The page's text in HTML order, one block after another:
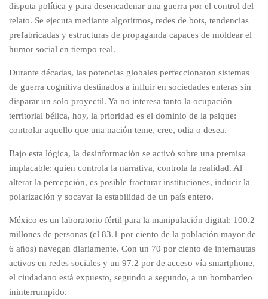
disputa política y para desencadenar una guerra por el control del
relato. Se ejecuta mediante algoritmos, redes de bots, tendencias
prefabricadas y estructuras de propaganda capaces de moldear el
humor social en tiempo real.
Durante décadas, las potencias globales perfeccionaron sistemas
de guerra cognitiva destinados a influir en sociedades enteras sin
disparar un solo proyectil. Ya no interesa tanto la ocupación
territorial bélica, hoy, la prioridad es el dominio de la psique:
controlar aquello que una nación teme, cree, odia o desea.
Bajo esta lógica, la desinformación se activó sobre una premisa
implacable: quien controla la narrativa, controla la realidad. Al
alterar la percepción, es posible fracturar instituciones, inducir la
polarización y socavar la estabilidad de un país entero.
México es un laboratorio fértil para la manipulación digital: 100.2
millones de personas (el 83.1 por ciento de la población mayor de
6 años) navegan diariamente. Con un 70 por ciento de internautas
activos en redes sociales y un 97.2 por de acceso vía smartphone,
el ciudadano está expuesto, segundo a segundo, a un bombardeo
ininterrumpido.